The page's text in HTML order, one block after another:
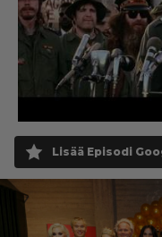
Lisää Episodi